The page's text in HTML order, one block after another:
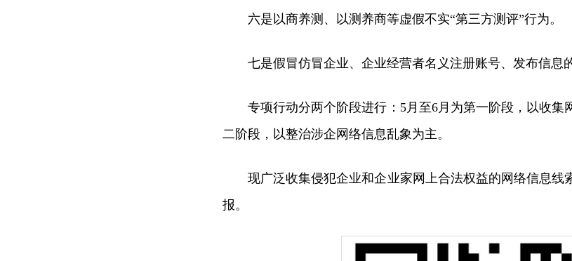
六是以商养测、以测养商等虚假不实“第三方测评”行为。
七是假冒仿冒企业、企业经营者名义注册账号、发布信息
专项行动分两个阶段进行：5月至6月为第一阶段，以收
二阶段，以整治涉企网络信息乱象为主。
现广泛收集侵犯企业和企业家网上合法权益的网络信息
报。